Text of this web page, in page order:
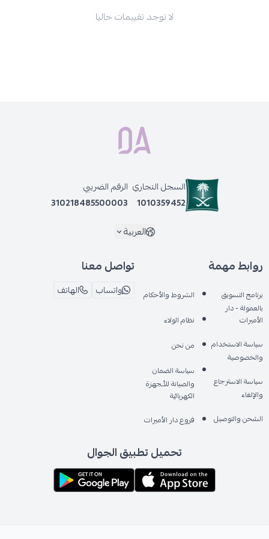
لا توجد تقييمات حاليا
السجل التجاري
1010359452
الرقم الضريبي
310218485500003
العربية
روابط مهمة
برنامج التسويق
بالعمولة - دار
الأميرات
سياسة الاستخدام
والخصوصية
سياسة الاسترجاع
والإلغاء
الشحن والتوصيل
الشروط والأحكام
نظام الولاء
من نحن
سياسة الضمان
والصيانة للأـجهزة
الكهربائية
فروع دار الأميرات
تواصل معنا
واتساب الهاتف
تحميل تطبيق الجوال